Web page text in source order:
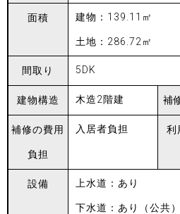
面積 建物：139.11㎡
土地：286.72㎡
間取り 5DK
建物構造 木造2階建 補
補修の費用
負担
入居者負担 利
設備 上水道：あり
下水道：あり（公共）